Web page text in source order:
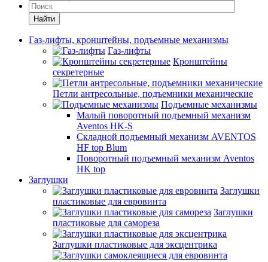
Найти
Газ-лифты, кронштейны, подъемные механизмы
Газ-лифты
Кронштейны
секретерные
Петли антресольные, подъемники механические
Подъемные механизмы
Малый поворотный подъемный механизм
Aventos HK-S
Складной подъемный механизм AVENTOS
HF top Blum
Поворотный подъемный механизм Aventos
HK top
Заглушки
Заглушки
пластиковые для евровинта
Заглушки
пластиковые для самореза
Заглушки пластиковые для эксцентрика